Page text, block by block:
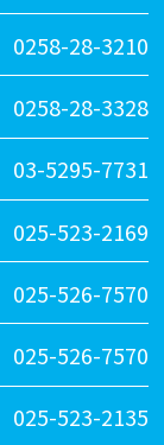
0258-28-3210
0258-28-3328
03-5295-7731
025-523-2169
025-526-7570
025-526-7570
025-523-2135